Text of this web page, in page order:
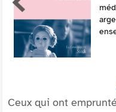
Ceux qui ont